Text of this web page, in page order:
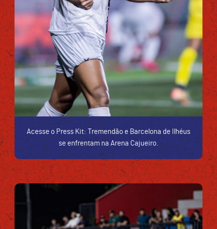
Acesse o Press Kit: Tremendão e Barcelona de Ilhéus
se enfrentam na Arena Cajueiro.